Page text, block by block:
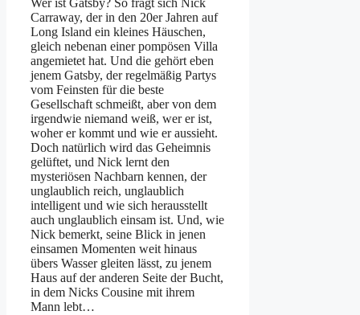
Wer ist Gatsby? So fragt sich Nick
Carraway, der in den 20er Jahren auf
Long Island ein kleines Häuschen,
gleich nebenan einer pompösen Villa
angemietet hat. Und die gehört eben
jenem Gatsby, der regelmäßig Partys
vom Feinsten für die beste
Gesellschaft schmeißt, aber von dem
irgendwie niemand weiß, wer er ist,
woher er kommt und wie er aussieht.
Doch natürlich wird das Geheimnis
gelüftet, und Nick lernt den
mysteriösen Nachbarn kennen, der
unglaublich reich, unglaublich
intelligent und wie sich herausstellt
auch unglaublich einsam ist. Und, wie
Nick bemerkt, seine Blick in jenen
einsamen Momenten weit hinaus
übers Wasser gleiten lässt, zu jenem
Haus auf der anderen Seite der Bucht,
in dem Nicks Cousine mit ihrem
Mann lebt…